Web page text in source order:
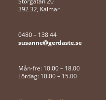
392 32, Kalmar
0480 – 138 44
susanne@gerdaste.se
Mån-fre: 10.00 – 18.00
Lördag: 10.00 – 15.00